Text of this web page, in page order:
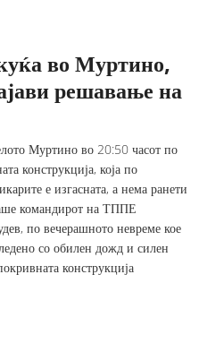
во Муртино,
решавање на
Муртино во 20:50 часот по
конструкција, која по
е изгасната, а нема ранети
командирот на ТППЕ
по вечерашното невреме кое
со обилен дожд и силен
конструкција